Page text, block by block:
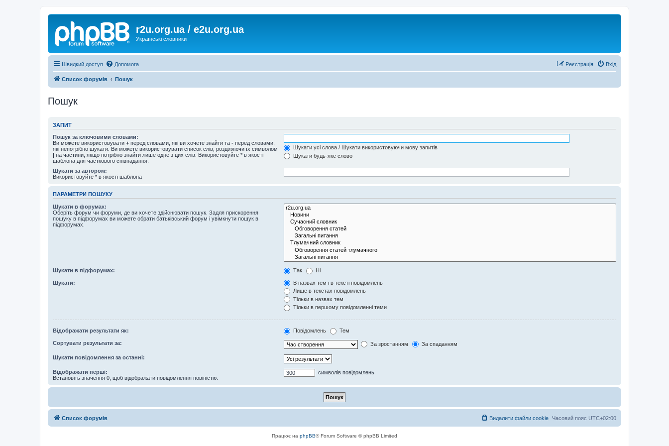
r2u.org.ua / e2u.org.ua
Українські словники
Швидкий доступ Допомога Вхід
Реєстрація
Список форумів Пошук
Пошук
ЗАПИТ
Пошук за ключовими словами:
Ви можете використовувати + перед словами, які ви хочете знайти та - перед словами,
які непотрібно шукати. Ви можете використовувати список слів, розділяючи їх символом
| на частини, якщо потрібно знайти лише одне з цих слів. Використовуйте * в якості
шаблона для часткового співпадання.
Шукати усі слова / Шукати використовуючи мову запитів
Шукати будь-яке слово
Шукати за автором:
Використовуйте * в якості шаблона
ПАРАМЕТРИ ПОШУКУ
Шукати в форумах:
Оберіть форум чи форуми, де ви хочете здійснювати пошук. Задля прискорення
пошуку в підфорумах ви можете обрати батьківський форум і увімкнути пошук в
підфорумах.
Шукати в підфорумах: Так Ні
Шукати:
В назвах тем і в тексті повідомлень
Лише в текстах повідомлень
Тільки в назвах тем
Тільки в першому повідомленні теми
Відображати результати як: Повідомлень Тем
Сортувати результати за: За зростанням За спаданням
Шукати повідомлення за останні:
Відображати перші:
Встановіть значення 0, щоб відображати повідомлення повіністю.
символів повідомлень
Список форумів Часовий пояс UTC+02:00
Видалити файли cookie
Працює на phpBB® Forum Software © phpBB Limited